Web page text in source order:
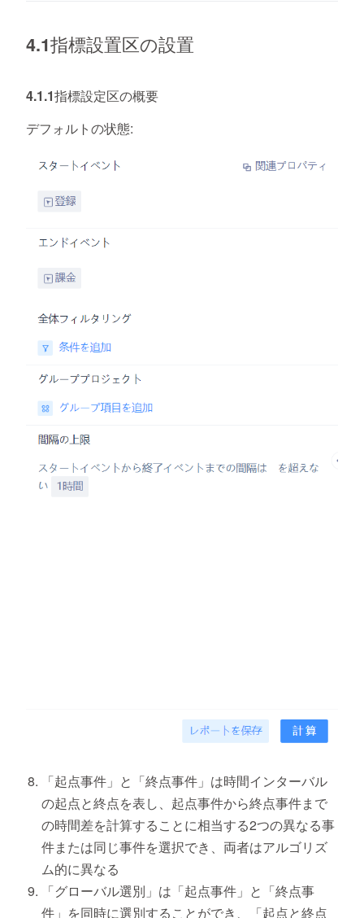
4.1指標設置区の設置
4.1.1指標設定区の概要
デフォルトの状態:
「起点事件」と「終点事件」は時間インターバル
の起点と終点を表し、起点事件から終点事件まで
の時間差を計算することに相当する2つの異なる事
件または同じ事件を選択でき、両者はアルゴリズ
ム的に異なる
「グローバル選別」は「起点事件」と「終点事
件」を同時に選別することができ、「起点と終点